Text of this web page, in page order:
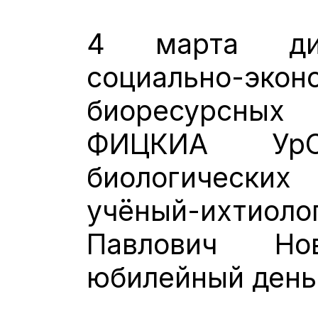
4 марта
социально-
ФИЦКИА
учёный-
Павлович
юбилейный